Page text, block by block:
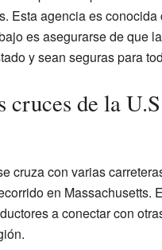
Esta agencia es conocida
es asegurarse de que
y sean seguras para
cruces de la
cruza con varias
en Massachusetts.
a conectar con